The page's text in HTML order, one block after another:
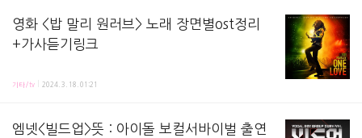
영화 <밥 말리 원러브> 노래 장면별ost정리
+가사듣기링크
영화 수록된 노래 정리한 포스팅이에요 영화 에서는 생명의 위협에도 멈추지 않고 평화를 노
기타/tv 2024. 3. 18. 01:21
엠넷<빌드업>뜻 : 아이돌 보컬서바이벌 출연